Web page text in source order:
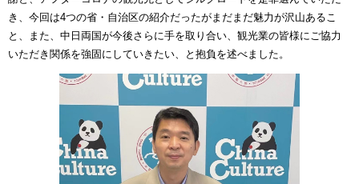
き、今回は4つの省・自治区の紹介だったがまだまだ魅力が沢山あるこ
と、また、中日両国が今後さらに手を取り合い、観光業の皆様にご協力
いただき関係を強固にしていきたい、と抱負を述べました。